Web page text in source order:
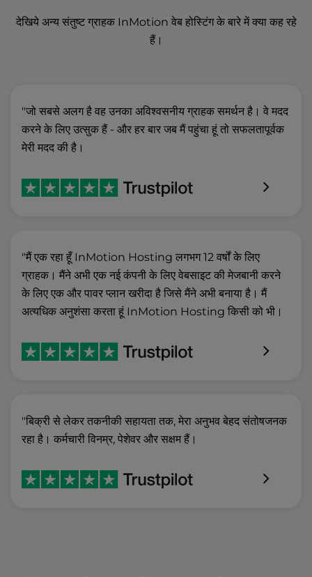
देखिये अन्य संतुष्ट ग्राहक InMotion वेब होस्टिंग के बारे में क्या कह रहे
हैं।
"जो सबसे अलग है वह उनका अविश्वसनीय ग्राहक समर्थन है। वे मदद
करने के लिए उत्सुक हैं - और हर बार जब मैं पहुंचा हूं तो सफलतापूर्वक
मेरी मदद की है।
"मैं एक रहा हूँ InMotion Hosting लगभग 12 वर्षों के लिए
ग्राहक। मैंने अभी एक नई कंपनी के लिए वेबसाइट की मेजबानी करने
के लिए एक और पावर प्लान खरीदा है जिसे मैंने अभी बनाया है। मैं
अत्यधिक अनुशंसा करता हूं InMotion Hosting किसी को भी।
"बिक्री से लेकर तकनीकी सहायता तक, मेरा अनुभव बेहद संतोषजनक
रहा है। कर्मचारी विनम्र, पेशेवर और सक्षम हैं।